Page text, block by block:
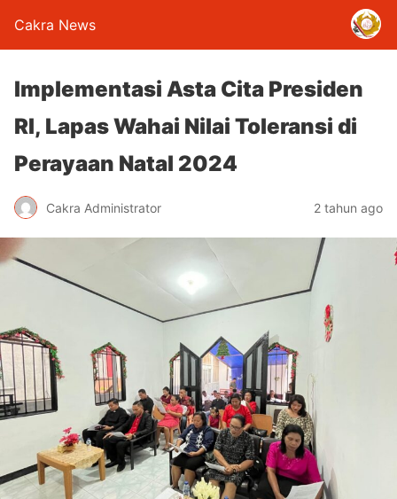
Cakra News
Implementasi Asta Cita Presiden
RI, Lapas Wahai Nilai Toleransi di
Perayaan Natal 2024
Cakra Administrator 2 tahun ago